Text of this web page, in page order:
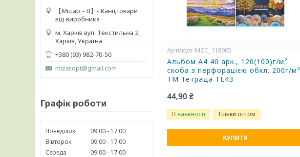
【 Міцар－В】- Канцтовари
від виробника
м. Харків вул. Текстильна 2,
Харків, Україна
+380 (93) 982-70-50
mizar.opt@gmail.com
Графік роботи
Понеділок 09:00
17:00
Вівторок
09:00
17:00
Середа
09:00
17:00
MZC_118905
Альбом А4 40 арк., 120(100)г/м²
скоба з перфорацією обкл. 200г/м²
ТМ Тетрада ТЕ43
44,90 ₴
В наявності Тільки оптом
КУПИТИ